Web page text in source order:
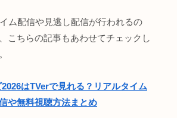
ム配信や見逃し配信が行われるの
こちらの記事もあわせてチェックし
はTVerで見れる？リアルタイム
や無料視聴方法まとめ